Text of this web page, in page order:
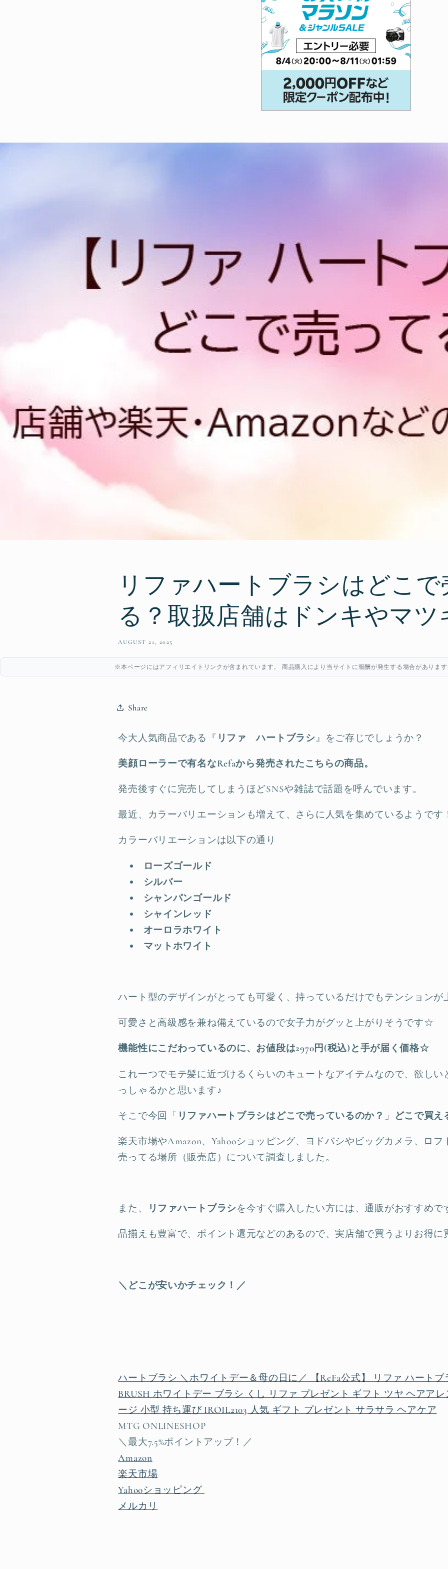
リファハートブラシはどこ
る？取扱店舗はドンキやマツ
AUGUST 21, 2025
※本ページにはアフィリエイトリンクが含まれています。 商品購入により当サイトに報酬が発生する場合がありま
Share
今大人気商品である『 リファ ハートブラシ』をご存じでしょうか？
美顔ローラーで有名なRefaから発売されたこちらの商品。
発売後すぐに完売してしまうほどSNSや雑誌で話題を呼んでいます。
最近、カラーバリエーションも増えて、さらに人気を集めているようです
カラーバリエーションは以下の通り
ローズゴールド
シルバー
シャンパンゴールド
シャインレッド
オーロラホワイト
マットホワイト
ハート型のデザインがとっても可愛く、持っているだけでもテンション
可愛さと高級感を兼ね備えているので女子力がグッと上がりそうです☆
機能性にこだわっているのに、お値段は2970円(税込)と手が届く価格☆
これ一つでモテ髪に近づけるくらいのキュートなアイテムなので、欲し
っしゃるかと思います♪
そこで今回「 リファハートブラシはどこで売っているのか ？ 」 どこで買え
楽天市場やAmazon、Yahooショッピング、ヨドバシやビッグカメラ、ロ
売ってる場所（販売店）について調査しました。
また、 リファハートブラシを今すぐ購入したい方には、通販がおすすめで
品揃えも豊富で、ポイント還元などのあるので、実店舗で買うよりお得に
＼どこが安いかチェック！／
ハートブラシ ＼ホワイトデー＆母の日に／ 【ReFa公式】 リファ ハートブ
BRUSH ホワイトデー ブラシ くし リファ プレゼント ギフト ツヤ ヘアア
ージ 小型 持ち運び IROIL2103 人気 ギフト プレゼント サラサラ ヘアケア
MTG ONLINESHOP
＼最大7.5%ポイントアップ！／
Amazon
楽天市場
Yahooショッピング
メルカリ